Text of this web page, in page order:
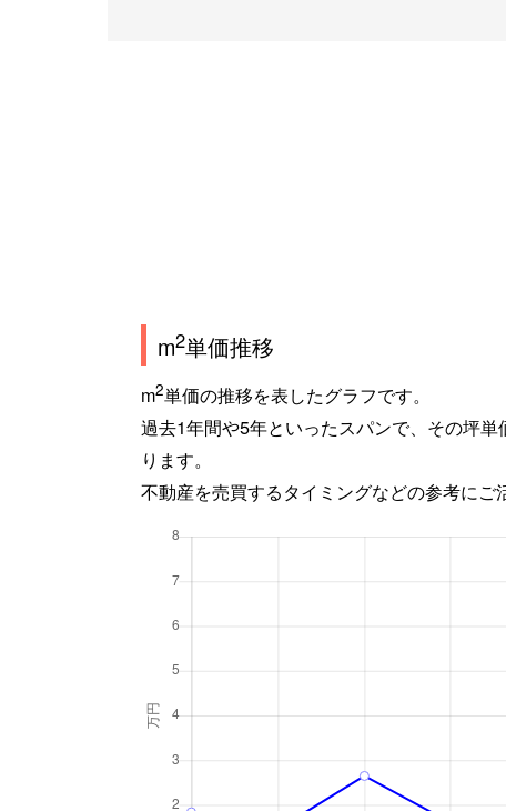
m2単価推移
m2単価の推移を表したグラフです。
過去1年間や5年といったスパンで、その坪
ります。
不動産を売買するタイミングなどの参考にご